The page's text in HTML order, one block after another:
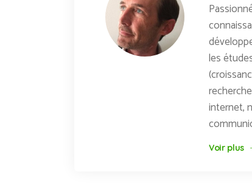
les
internet,
Voir plus